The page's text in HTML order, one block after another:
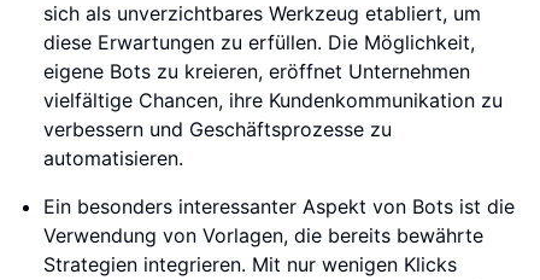
sich als unverzichtbares Werkzeug etabliert, um
diese Erwartungen zu erfüllen. Die Möglichkeit,
eigene Bots zu kreieren, eröffnet Unternehmen
vielfältige Chancen, ihre Kundenkommunikation zu
verbessern und Geschäftsprozesse zu
automatisieren.
Ein besonders interessanter Aspekt von Bots ist die
Verwendung von Vorlagen, die bereits bewährte
Strategien integrieren. Mit nur wenigen Klicks